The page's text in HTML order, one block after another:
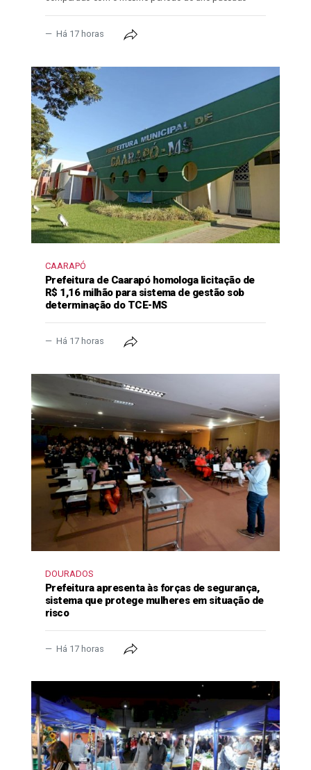
Há 17 horas
CAARAPÓ
Prefeitura de Caarapó homologa licitação de
R$ 1,16 milhão para sistema de gestão sob
determinação do TCE-MS
Há 17 horas
DOURADOS
Prefeitura apresenta às forças de segurança,
sistema que protege mulheres em situação de
risco
Há 17 horas